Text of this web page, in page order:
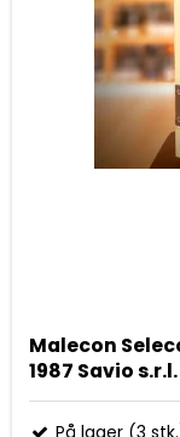
Malecon
1987 Savio
På lager (3